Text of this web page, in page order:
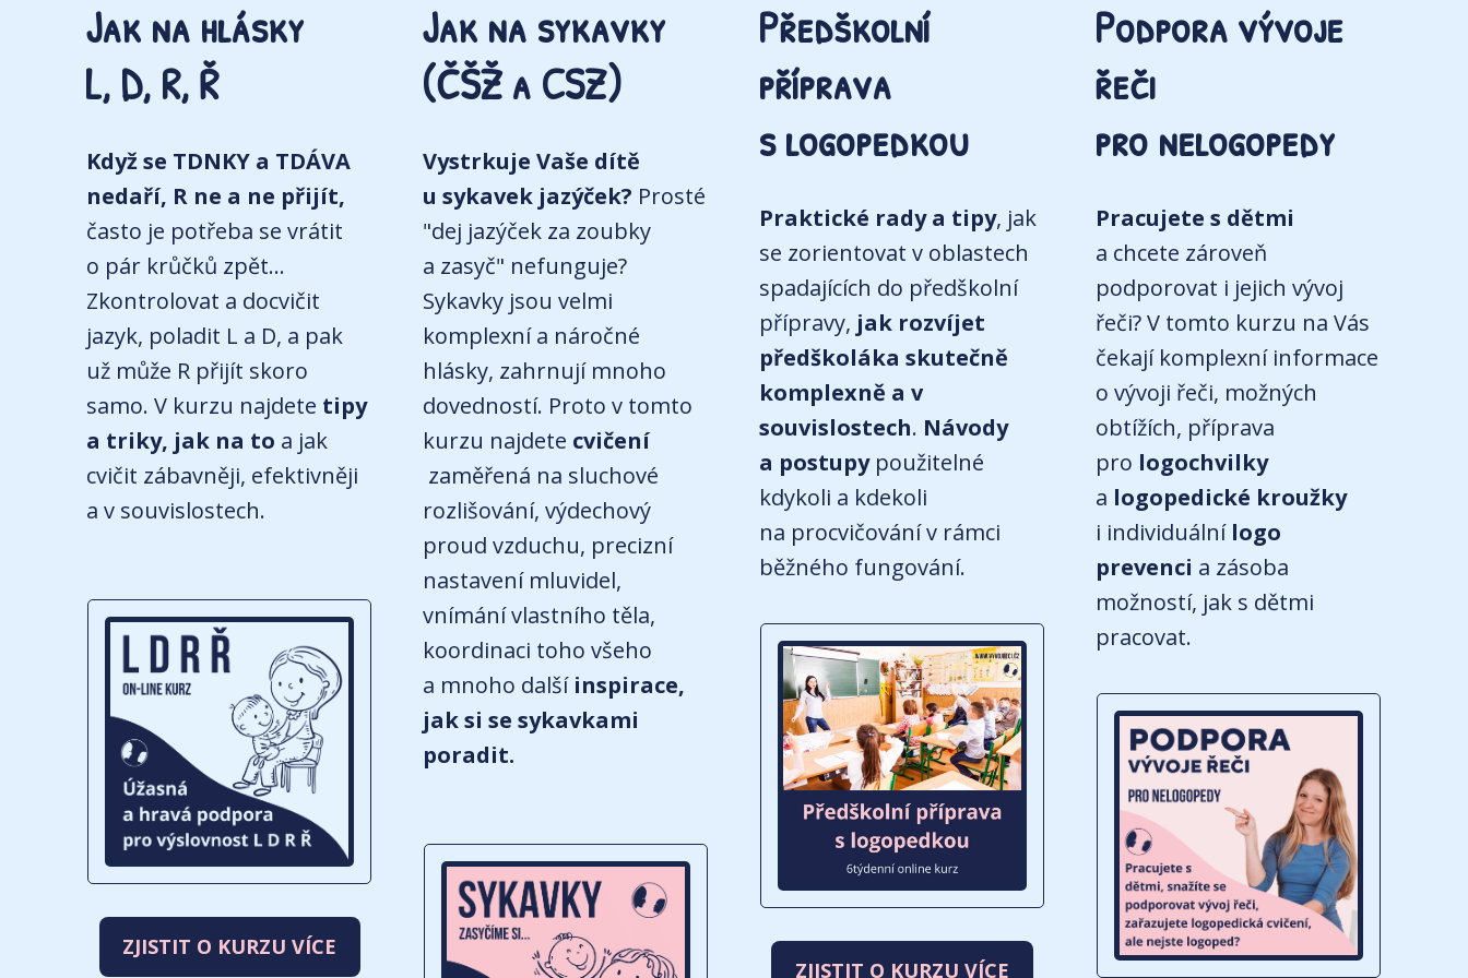
Jak na hlásky
L, D, R, Ř
Když se TDNKY a TDÁVA
nedaří, R ne a ne přijít,
často je potřeba se vrátit
o pár krůčků zpět...
Zkontrolovat a docvičit
jazyk, poladit L a D, a pak
už může R přijít skoro
samo. V kurzu najdete tipy
a triky, jak na to a jak
cvičit zábavněji, efektivněji
a v souvislostech.
ZJISTIT O KURZU VÍCE
Jak na sykavky
(ČŠŽ a CSZ)
Vystrkuje Vaše dítě
u sykavek jazýček? Prosté
"dej jazýček za zoubky
a zasyč" nefunguje?
Sykavky jsou velmi
komplexní a náročné
hlásky, zahrnují mnoho
dovedností. Proto v tomto
kurzu najdete cvičení
zaměřená na sluchové
rozlišování, výdechový
proud vzduchu, precizní
nastavení mluvidel,
vnímání vlastního těla,
koordinaci toho všeho
a mnoho dalšíinspirace,
jak si se sykavkami
poradit.
Předškolní
příprava
s logopedkou
Praktické rady a tipy, jak
se zorientovat v oblastech
spadajících do předškolní
přípravy, jak rozvíjet
předškoláka skutečně
komplexně a v
souvislostech. Návody
a postupypoužitelné
kdykoli a kdekoli
na procvičování v rámci
běžného fungování.
ZJISTIT O KURZU VÍCE
Podpora vývoje
řeči
pro nelogopedy
Pracujete s dětmi
a chcete zároveň
podporovat i jejich vývoj
řeči? V tomto kurzu na Vás
čekají komplexní informace
o vývoji řeči, možných
obtížích, příprava
pro logochvilky
a logopedické kroužky
i individuální logo
prevenci a zásoba
možností, jak s dětmi
pracovat.